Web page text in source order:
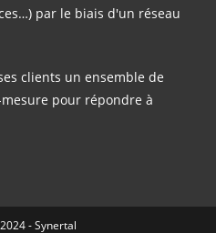
par le biais d'un réseau
clients un ensemble de
pour répondre à
- Synertal